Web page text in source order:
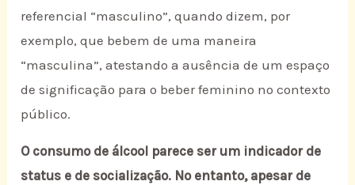
referencial “masculino”, quando dizem, por
exemplo, que bebem de uma maneira
“masculina”, atestando a ausência de um espaço
de significação para o beber feminino no contexto
público.
O consumo de álcool parece ser um indicador de
status e de socialização. No entanto, apesar de